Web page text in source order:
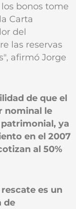
bonos tome
Carta
del
las reservas
afirmó Jorge
de que el
nominal le
ya
en el 2007
al 50%
es un
de